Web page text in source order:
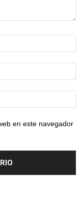
en este navegador